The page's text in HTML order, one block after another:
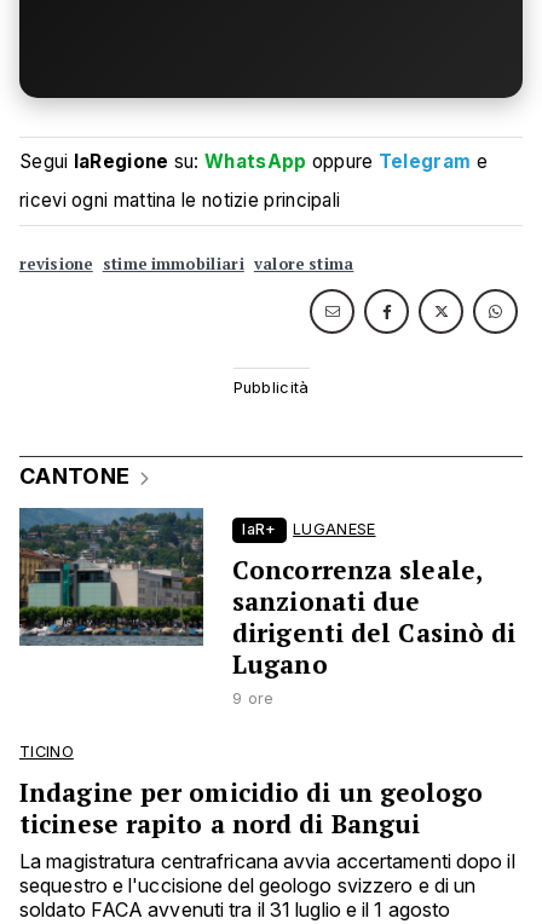
Segui laRegione su:WhatsApp oppure Telegram e
ricevi ogni mattina le notizie principali
revisione stime immobiliari valore stima
CANTONE
laR+ LUGANESE
Concorrenza sleale,
sanzionati due
dirigenti del Casinò di
Lugano
9 ore
TICINO
Indagine per omicidio di un geologo
ticinese rapito a nord di Bangui
La magistratura centrafricana avvia accertamenti dopo il
sequestro e l'uccisione del geologo svizzero e di un
soldato FACA avvenuti tra il 31 luglio e il 1 agosto